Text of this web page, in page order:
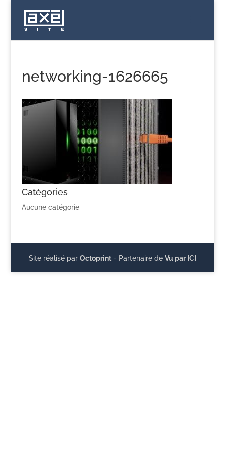
networking-1626665
Catégories
Aucune catégorie
Site réalisé par Octoprint- Partenaire de Vu par ICI